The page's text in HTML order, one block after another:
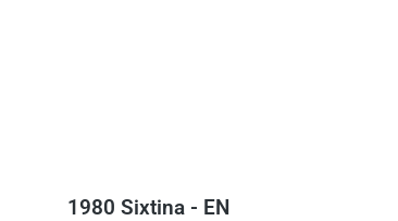
1980 Sixtina - EN